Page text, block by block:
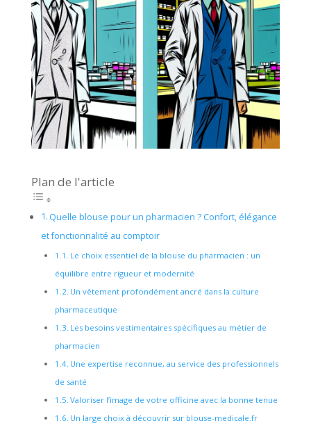
Plan de l'article
Quelle blouse pour un pharmacien ? Confort, élégance
et fonctionnalité au comptoir
Le choix essentiel de la blouse du pharmacien : un
équilibre entre rigueur et modernité
Un vêtement profondément ancré dans la culture
pharmaceutique
Les besoins vestimentaires spécifiques au métier de
pharmacien
Une expertise reconnue, au service des professionnels
de santé
Valoriser l’image de votre officine avec la bonne tenue
Un large choix à découvrir sur blouse-medicale.fr